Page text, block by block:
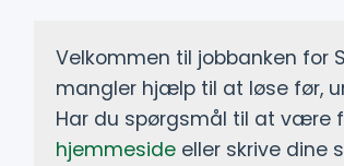
Velkommen til jobbanken for
mangler hjælp til at løse før,
Har du spørgsmål til at være
hjemmeside eller skrive dine